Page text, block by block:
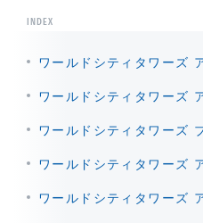
INDEX
ワールドシティタワーズ
ワールドシティタワーズ
ワールドシティタワーズ
ワールドシティタワーズ
ワールドシティタワーズ